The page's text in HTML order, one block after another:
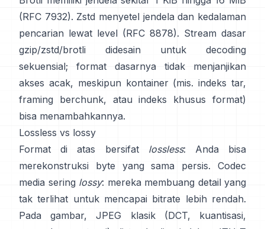
(RFC 7932). Zstd menyetel jendela dan kedalaman
pencarian lewat level (RFC 8878). Stream dasar
gzip/zstd/brotli didesain untuk decoding
sekuensial; format dasarnya
tidak menjanjikan
akses acak, meskipun kontainer (mis. indeks tar,
framing berchunk, atau indeks khusus format)
bisa menambahkannya.
Lossless vs lossy
Format di atas bersifat lossless: Anda bisa
merekonstruksi byte yang sama persis. Codec
media sering lossy: mereka membuang detail yang
tak terlihat untuk mencapai bitrate lebih rendah.
Pada gambar, JPEG klasik (DCT, kuantisasi,